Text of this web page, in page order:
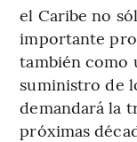
el Caribe no
importante
también como
suministro de
demandará la
próximas